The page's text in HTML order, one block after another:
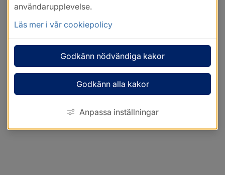
användarupplevelse.
Läs mer i vår cookiepolicy
Godkänn nödvändiga kakor
Godkänn alla kakor
Anpassa inställningar